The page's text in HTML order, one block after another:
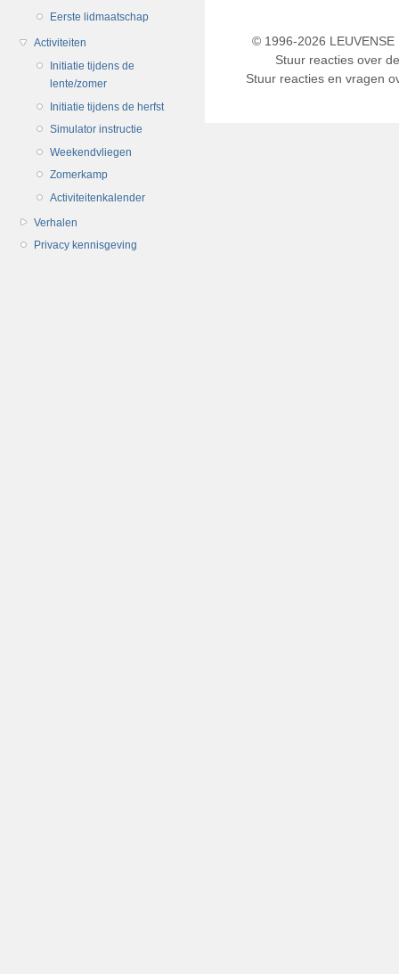
Eerste lidmaatschap
Activiteiten
Initiatie tijdens de
lente/zomer
Initiatie tijdens de herfst
Simulator instructie
Weekendvliegen
Zomerkamp
Activiteitenkalender
Verhalen
Privacy kennisgeving
© 1996-2026
Stuur reacties over
Stuur reacties en vragen